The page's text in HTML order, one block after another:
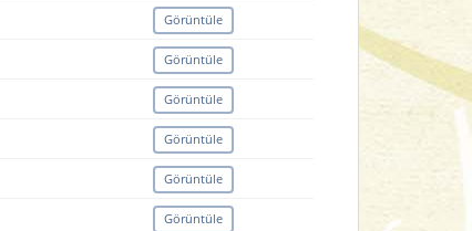
Görüntüle
Görüntüle
Görüntüle
Görüntüle
Görüntüle
Görüntüle